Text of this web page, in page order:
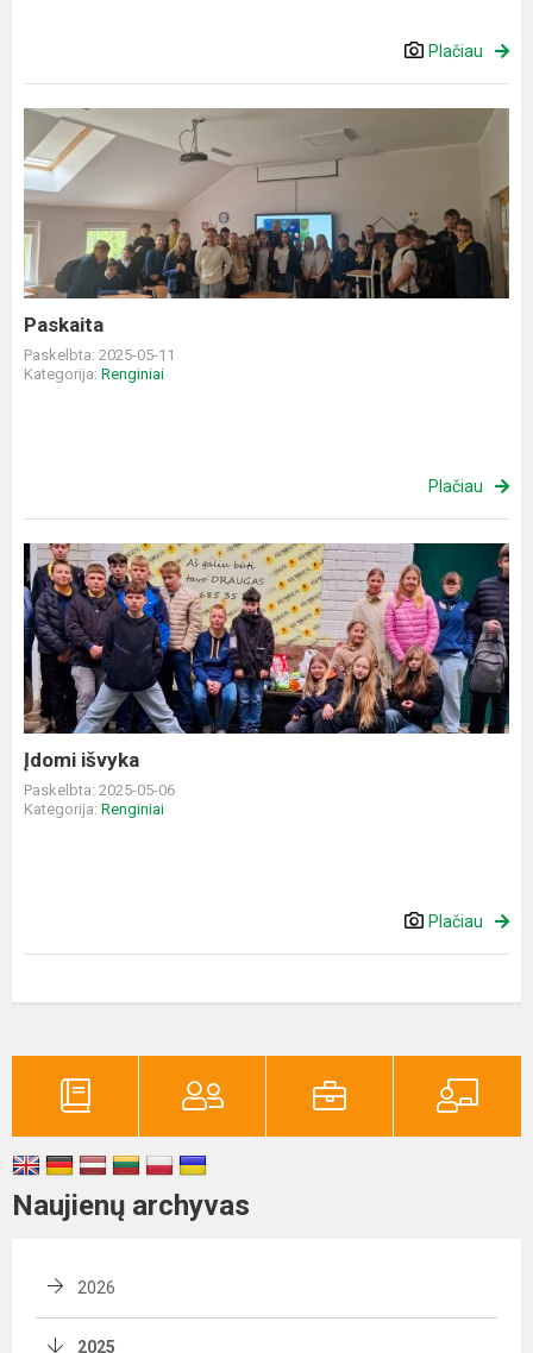
Plačiau
Paskaita
Paskaita
Paskelbta: 2025-05-11
Kategorija: Renginiai
Plačiau
Įdomi
išvyka
Įdomi išvyka
Paskelbta: 2025-05-06
Kategorija: Renginiai
Plačiau
Naujienų archyvas
2026
2025